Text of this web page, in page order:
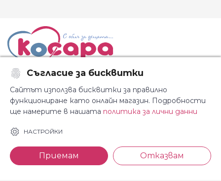
Последвайте ни:
За Косара
За нас
Общи условия
Съгласие за бисквитки
Сайтът използва бисквитки за правилно
функциониране като онлайн магазин. Подробности
ще намерите в нашата политика за лични данни
НАСТРОЙКИ
Приемам Отказвам